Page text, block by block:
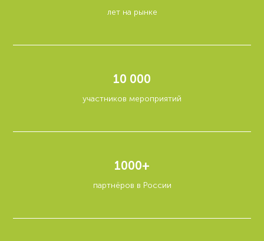
лет на рынке
10 000
участников мероприятий
1000+
партнёров в России